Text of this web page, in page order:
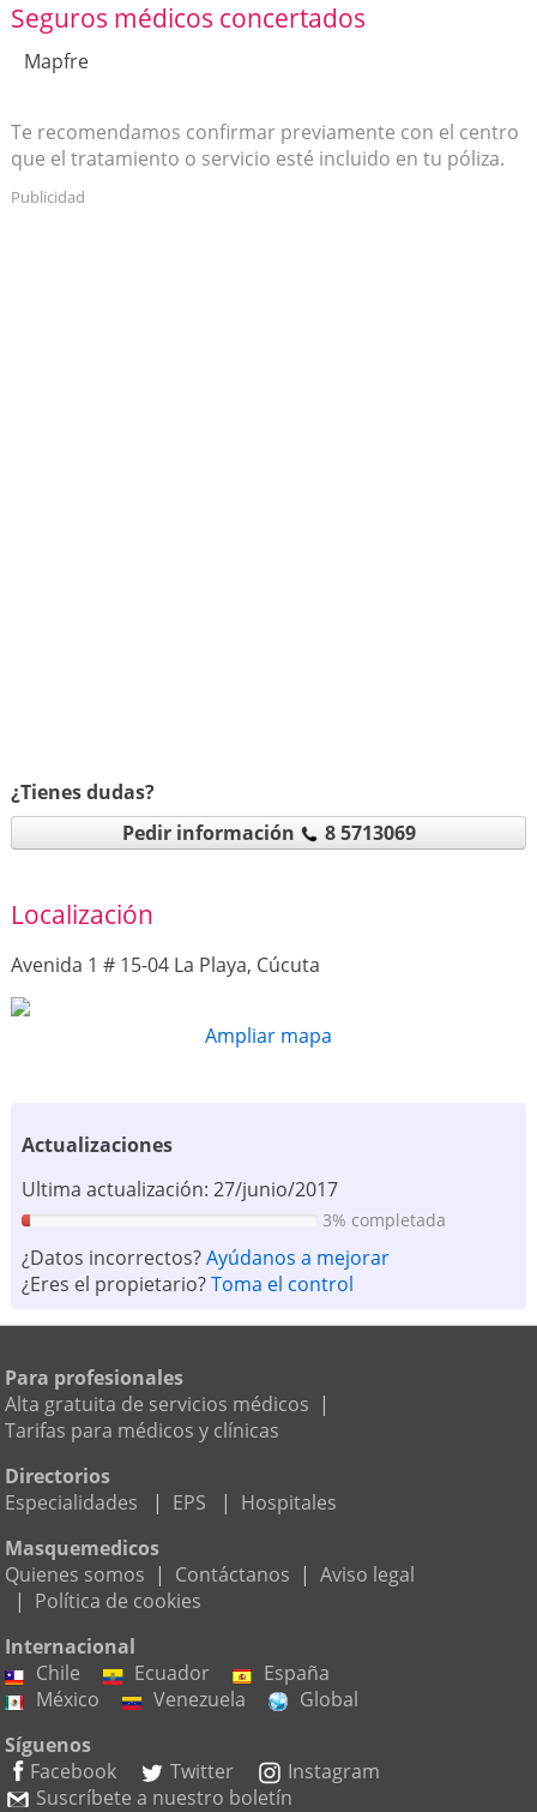
Seguros médicos concertados
Mapfre
Te recomendamos confirmar previamente con el centro
que el tratamiento o servicio esté incluido en tu póliza.
Publicidad
¿Tienes dudas?
Pedir información
8 5713069
Localización
Avenida 1 # 15-04 La Playa, Cúcuta
Ampliar mapa
Actualizaciones
Ultima actualización: 27/junio/2017
3% completada
¿Datos incorrectos?Ayúdanos a mejorar
¿Eres el propietario?Toma el control
Para profesionales
Alta gratuita de servicios médicos |
Tarifas para médicos y clínicas
Directorios
Especialidades
| EPS | Hospitales
Masquemedicos
Quienes somos | Contáctanos | Aviso legal
| Política de cookies
Internacional
Chile
Ecuador
España
México
Venezuela
Global
Síguenos
Facebook
Twitter
Instagram
Suscríbete a nuestro boletín